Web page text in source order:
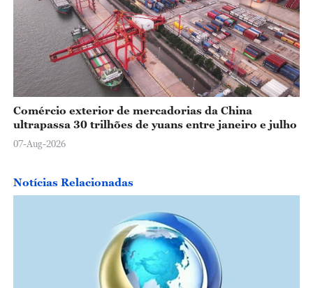
Comércio exterior de mercadorias da China
ultrapassa 30 trilhões de yuans entre janeiro e julho
07-Aug-2026
Notícias Relacionadas